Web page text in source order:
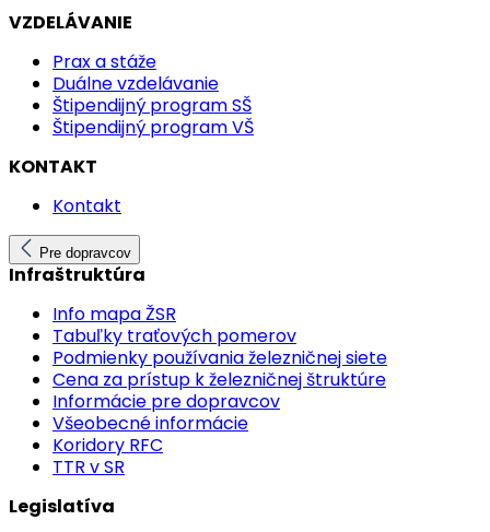
VZDELÁVANIE
Prax a stáže
Duálne vzdelávanie
Štipendijný program SŠ
Štipendijný program VŠ
KONTAKT
Kontakt
Pre dopravcov
Infraštruktúra
Info mapa ŽSR
Tabuľky traťových pomerov
Podmienky používania železničnej siete
Cena za prístup k železničnej štruktúre
Informácie pre dopravcov
Všeobecné informácie
Koridory RFC
TTR v SR
Legislatíva